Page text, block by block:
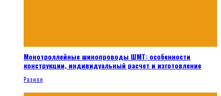
Монотроллейные шинопроводы ШМТ: особенности
конструкции, индивидуальный расчет и изготовление
Разное